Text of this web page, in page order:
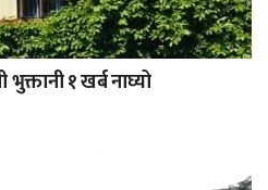
१ खर्ब नाघ्यो